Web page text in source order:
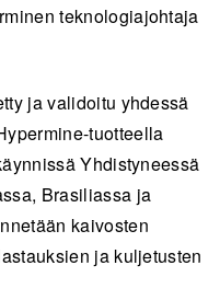
teknologiajohtaja
ja validoitu yhdessä
tuotteella
Yhdistyneessä
Brasiliassa ja
kaivosten
ja kuljetusten